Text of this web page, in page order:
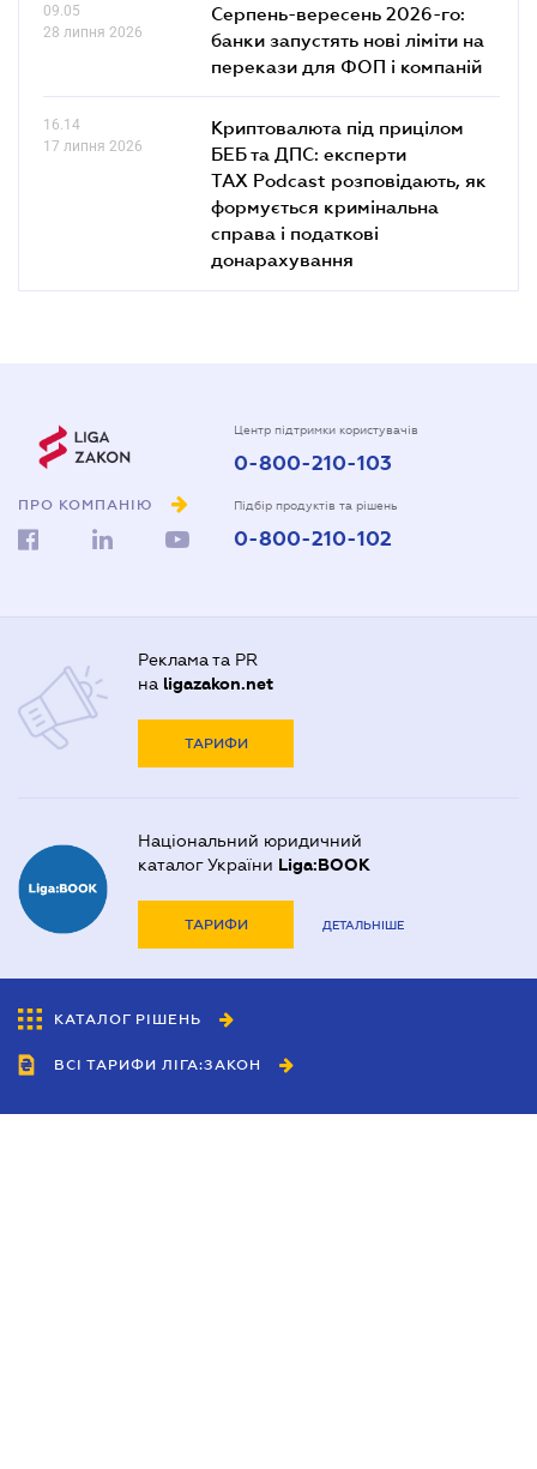
09.05
28 липня 2026
Серпень-вересень 2026-го:
банки запустять нові ліміти на
перекази для ФОП і компаній
16.14
17 липня 2026
Криптовалюта під прицілом
БЕБ та ДПС: експерти
TAX Podcast розповідають, як
формується кримінальна
справа і податкові
донарахування
ПРО КОМПАНІЮ
Центр підтримки користувачів
0-800-210-103
Підбір продуктів та рішень
0-800-210-102
Реклама та PR
на ligazakon.net
ТАРИФИ
Національний юридичний
каталог України Liga:BOOK
ТАРИФИ ДЕТАЛЬНІШЕ
КАТАЛОГ РІШЕНЬ
ВСІ ТАРИФИ ЛІГА:ЗАКОН